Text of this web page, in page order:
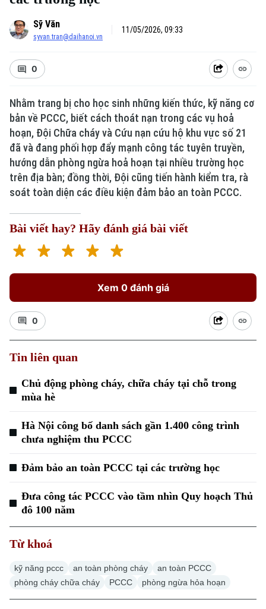
Sỹ Văn
syvan.tran@daihanoi.vn
11/05/2026, 09:33
0
Nhằm trang bị cho học sinh những kiến thức, kỹ năng cơ
bản về PCCC, biết cách thoát nạn trong các vụ hoả
hoạn, Đội Chữa cháy và Cứu nạn cứu hộ khu vực số 21
đã và đang phối hợp đẩy mạnh công tác tuyên truyền,
hướng dẫn phòng ngừa hoả hoạn tại nhiều trường học
trên địa bàn; đồng thời, Đội cũng tiến hành kiểm tra, rà
soát toàn diện các điều kiện đảm bảo an toàn PCCC.
Bài viết hay? Hãy đánh giá bài viết
Xem 0 đánh giá
0
Tin liên quan
Chủ động phòng cháy, chữa cháy tại chỗ trong
mùa hè
Hà Nội công bố danh sách gần 1.400 công trình
chưa nghiệm thu PCCC
Đảm bảo an toàn PCCC tại các trường học
Đưa công tác PCCC vào tầm nhìn Quy hoạch Thủ
đô 100 năm
Từ khoá
kỹ năng pccc an toàn phòng cháy
an toàn PCCC
phòng cháy chữa cháy
PCCC phòng ngừa hỏa hoạn